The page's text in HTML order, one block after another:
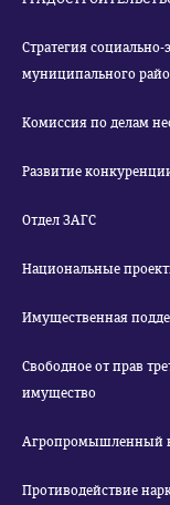
Стратегия
муниципального
Комиссия по делам
Развитие
Отдел ЗАГС
Национальные
Имущественная
Свободное от прав
имущество
Агропромышленный
Противодействие